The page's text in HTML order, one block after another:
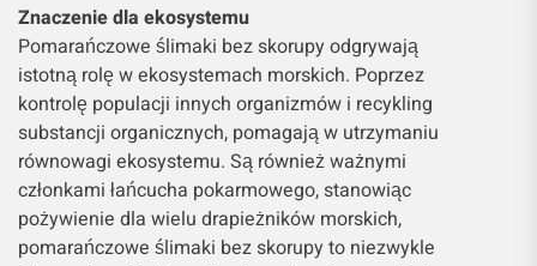
Znaczenie dla ekosystemu
Pomarańczowe ślimaki bez skorupy odgrywają
istotną rolę w ekosystemach morskich. Poprzez
kontrolę populacji innych organizmów i recykling
substancji organicznych, pomagają w utrzymaniu
równowagi ekosystemu. Są również ważnymi
członkami łańcucha pokarmowego, stanowiąc
pożywienie dla wielu drapieżników morskich,
pomarańczowe ślimaki bez skorupy to niezwykle